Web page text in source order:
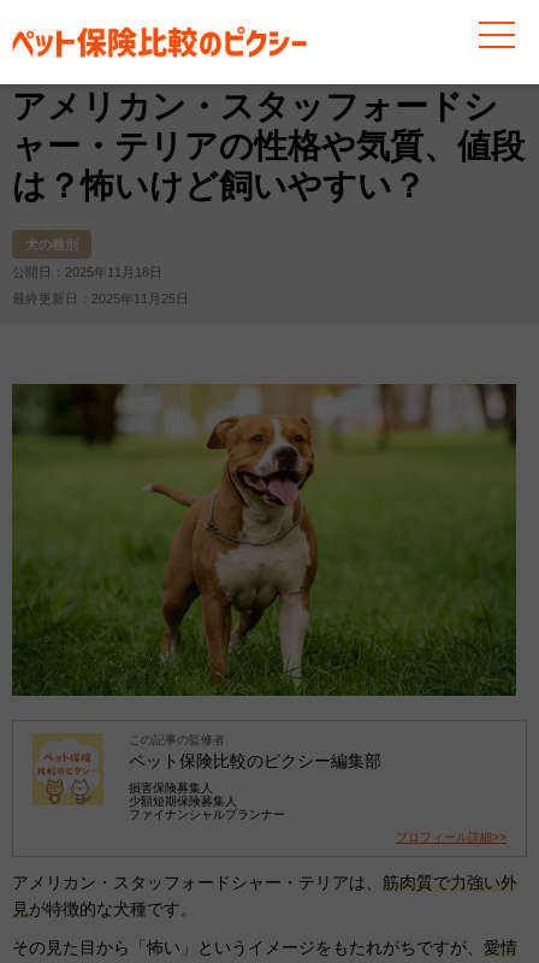
お役立ち情報 犬 犬の種別 アメリカン・スタッフ
アメリカン・スタッフォードシ
ャー・テリアの性格や気質、値段
は？怖いけど飼いやすい？
犬の種別
公開日：2025年11月18日
最終更新日：2025年11月25日
この記事の監修者
ペット保険比較のピクシー編集部
損害保険募集人
少額短期保険募集人
ファイナンシャルプランナー
プロフィール詳細>>
アメリカン・スタッフォードシャー・テリアは、 筋肉質で力強い外
見が特徴的な犬種です。
その見た目から「怖い」というイメージをもたれがちですが、 愛情